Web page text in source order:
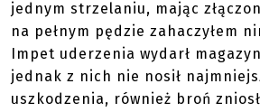
jednym strzelaniu, mając
na pełnym pędzie zahaczyłem
Impet uderzenia wydarł
jednak z nich nie nosił
uszkodzenia, również broń